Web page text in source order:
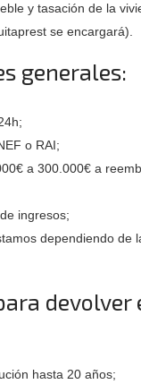
y tasación de la
se encargará).
generales:
o RAI;
a 300.000€ a
ingresos;
dependiendo de
devolver
hasta 20 años;